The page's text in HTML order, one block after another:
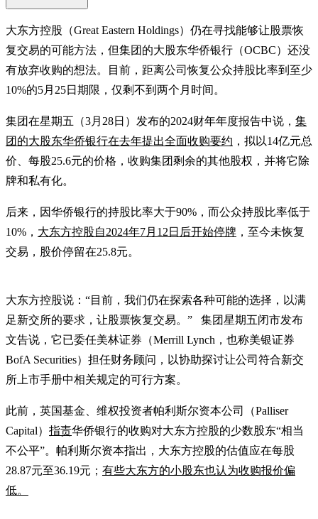
大东方控股（Great Eastern Holdings）仍在寻找能够让股票恢
复交易的可能方法，但集团的大股东华侨银行（OCBC）还没
有放弃收购的想法。目前，距离公司恢复公众持股比率到至少
10%的5月25日期限，仅剩不到两个月时间。
集团在星期五（3月28日）发布的2024财年年度报告中说， 集
团的大股东华侨银行在去年提出全面收购要约 ，拟以14亿元总
价、每股25.6元的价格，收购集团剩余的其他股权，并将它除
牌和私有化。
后来，因华侨银行的持股比率大于90%，而公众持股比率低于
10%， 大东方控股自2024年7月12日后开始停牌 ，至今未恢复
交易，股价停留在25.8元。
大东方控股说：“目前，我们仍在探索各种可能的选择，以满
足新交所的要求，让股票恢复交易。” 集团星期五闭市发布
文告说，它已委任美林证券（Merrill Lynch，也称美银证券
BofA Securities）担任财务顾问，以协助探讨让公司符合新交
所上市手册中相关规定的可行方案。
此前，英国基金、维权投资者帕利斯尔资本公司（Palliser
Capital） 指责华侨银行的收购对大东方控股的少数股东“相当
不公平”。帕利斯尔资本指出，大东方控股的估值应在每股
28.87元至36.19元； 有些大东方的小股东也认为收购报价偏
低。